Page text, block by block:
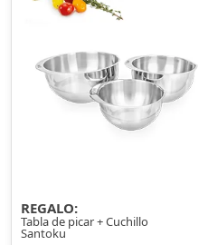
REGALO:
Tabla de picar + Cuchillo
Santoku